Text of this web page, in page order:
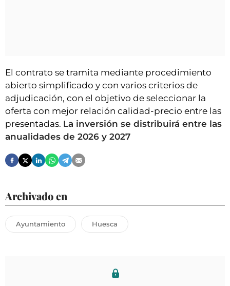
El contrato se tramita mediante procedimiento
abierto simplificado y con varios criterios de
adjudicación, con el objetivo de seleccionar la
oferta con mejor relación calidad-precio entre las
presentadas. La inversión se distribuirá entre las
anualidades de 2026 y 2027
Archivado en
Ayuntamiento Huesca